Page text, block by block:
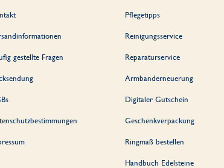
gestellte Fragen
Pflegetipps
Reinigungsservice
Reparaturservice
Armbanderneuerung
Digitaler Gutschein
Geschenkverpackung
Ringmaß bestellen
Handbuch Edelsteine